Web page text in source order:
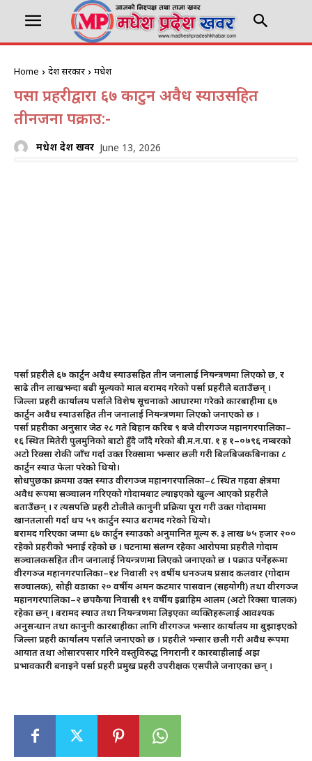
Home प्रदेश सरकार मधेश
पर्सा प्रहरीद्वारा ६७ कार्टुन अवैध स्याउसहित
तीनजना पक्राउ:-
मधेश प्रदेश खवर June 13, 2026
पर्सा प्रहरीले ६७ कार्टुन अवैध स्याउसहित तीन जनालाई नियन्त्रणमा लिएको छ, र
साढे तीन लाखभन्दा बढी मूल्यको माल बरामद गरेको पर्सा प्रहरीले बताउँछन् ।
जिल्ला प्रहरी कार्यालय पर्साले विशेष सूचनाको आधारमा गरेको कारबाहीमा ६७
कार्टुन अवैध स्याउसहित तीन जनालाई नियन्त्रणमा लिएको जनाएको छ ।
पर्सा प्रहरीका अनुसार जेठ २८ गते बिहान करिब ९ बजे वीरगञ्ज महानगरपालिका–
१६ स्थित मितेरी पुलमुनिको बाटो हुँदै जाँदै गरेको बी.म.न.पा. १ ह १–०७९६ नम्बरको
अटो रिक्सा रोकी जाँच गर्दा उक्त रिक्सामा भन्सार छली गरी बिलबिजकबिनाका ८
कार्टुन स्याउ फेला परेको थियो।
सोधपुछका क्रममा उक्त स्याउ वीरगञ्ज महानगरपालिका–८ स्थित गहवा क्षेत्रमा
अवैध रूपमा सञ्चालन गरिएको गोदामबाट ल्याइएको खुल्न आएको प्रहरीले
बताउँछन् । र त्यसपछि प्रहरी टोलीले कानुनी प्रक्रिया पूरा गरी उक्त गोदाममा
खानतलासी गर्दा थप ५९ कार्टुन स्याउ बरामद गरेको थियो।
बरामद गरिएका जम्मा ६७ कार्टुन स्याउको अनुमानित मूल्य रु. ३ लाख ७५ हजार २००
रहेको प्रहरीको भनाईं रहेको छ । घटनामा संलग्न रहेका आरोपमा प्रहरीले गोदाम
सञ्चालकसहित तीन जनालाई नियन्त्रणमा लिएको जनाएको छ । पक्राउ पर्नेहरूमा
वीरगञ्ज महानगरपालिका–१४ निवासी २९ वर्षीय धनञ्जय प्रसाद कलवार (गोदाम
सञ्चालक), सोही वडाका २० वर्षीय अमन कटमार पासवान (सहयोगी) तथा वीरगञ्ज
महानगरपालिका–२ छपकैया निवासी १९ वर्षीय इब्राहिम आलम (अटो रिक्सा चालक)
रहेका छन् । बरामद स्याउ तथा नियन्त्रणमा लिइएका व्यक्तिहरूलाई आवश्यक
अनुसन्धान तथा कानुनी कारबाहीका लागि वीरगञ्ज भन्सार कार्यालय मा बुझाइएको
जिल्ला प्रहरी कार्यालय पर्साले जनाएको छ । प्रहरीले भन्सार छली गरी अवैध रूपमा
आयात तथा ओसारपसार गरिने वस्तुविरुद्ध निगरानी र कारबाहीलाई अझ
प्रभावकारी बनाइने पर्सा प्रहरी प्रमुख प्रहरी उपरीक्षक एसपीले जनाएका छन् ।